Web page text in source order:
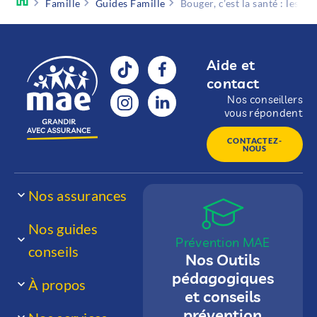
Famille Guides Famille Bouger, c’est la santé : les
Aide et
contact
Nos conseillers
vous répondent
CONTACTEZ-
NOUS
Nos assurances
Nos guides
conseils
À propos
Prévention MAE
Nos Outils
pédagogiques
et conseils